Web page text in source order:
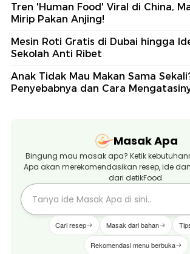
Tren 'Human Food' Viral di China,
Mirip Pakan Anjing!
Mesin Roti Gratis di Dubai hingga
Sekolah Anti Ribet
Anak Tidak Mau Makan Sama
Penyebabnya dan Cara
Masak Apa
Bingung mau masak apa? Ketik
Apa akan merekomendasikan resep, ide
dari detikFood.
Cari resep Masak dari bahan
Rekomendasi menu berbuka